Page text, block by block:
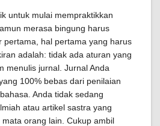
untuk mulai mempraktikkan
merasa bingung harus
pertama, hal pertama yang harus
adalah: tidak ada aturan yang
menulis jurnal. Jurnal Anda
100% bebas dari penilaian
Anda tidak sedang
atau artikel sastra yang
orang lain. Cukup ambil